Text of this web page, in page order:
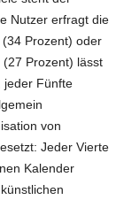
Nutzer erfragt die
Prozent) oder
Prozent) lässt
jeder Fünfte
von
Jeder Vierte
Kalender